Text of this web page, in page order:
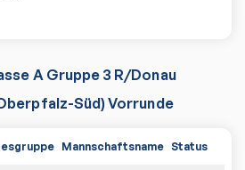
A Gruppe 3 R/Donau
Süd) Vorrunde
Mannschaftsname Status